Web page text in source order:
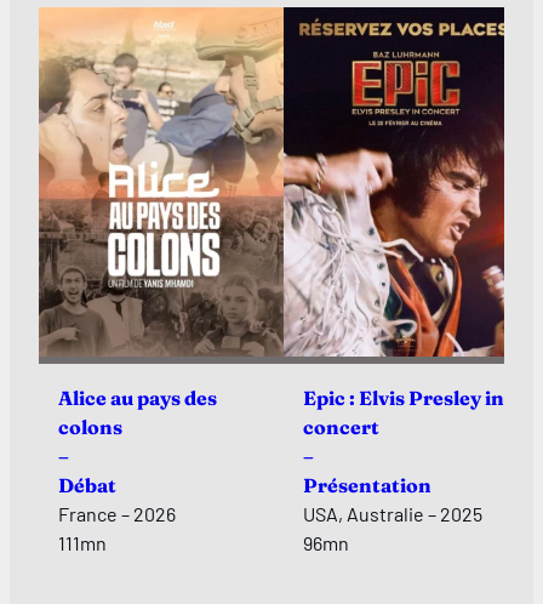
Alice au pays des
colons
–
Débat
France – 2026
111mn
Epic : Elvis Presley in
concert
–
Présentation
USA, Australie – 2025
96mn